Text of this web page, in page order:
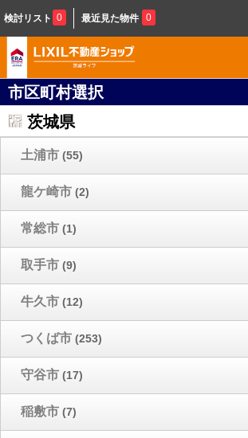
検討リスト 0 最近見た物件 0
市区町村選択
茨城県
土浦市 (55)
龍ケ崎市 (2)
常総市 (1)
取手市 (9)
牛久市 (12)
つくば市 (253)
守谷市 (17)
稲敷市 (7)